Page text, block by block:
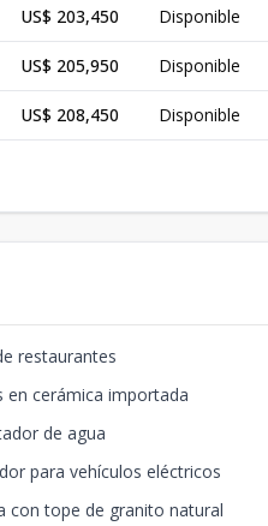
US$ 203,450 Disponible
US$ 205,950 Disponible
US$ 208,450 Disponible
US$ 239,200 Disponible
US$ 246,700
US$ 251,700 Disponible
US$ 254,200 Disponible
restaurantes
en cerámica importada
de agua
para vehículos eléctricos
con tope de granito natural